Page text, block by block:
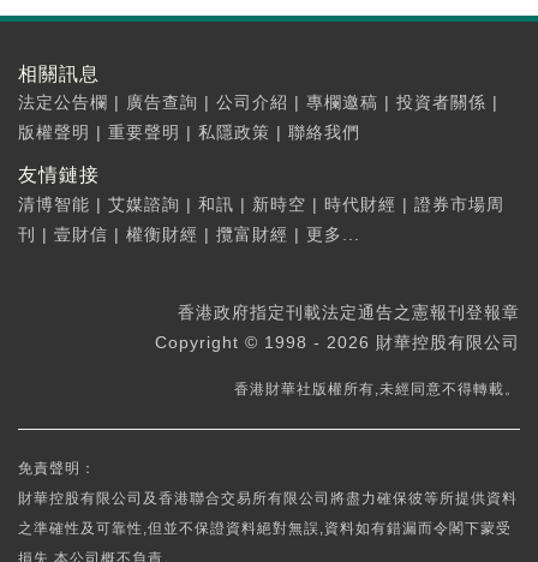
相關訊息
法定公告欄 | 廣告查詢 | 公司介紹 | 專欄邀稿 | 投資者關係 |
版權聲明 | 重要聲明 | 私隱政策 | 聯絡我們
友情鏈接
清博智能 | 艾媒諮詢 | 和訊 | 新時空 | 時代財經 | 證券市場周
刊 | 壹財信 | 權衡財經 | 攬富財經 | 更多...
香港政府指定刊載法定通告之憲報刊登報章
Copyright © 1998 - 2026 財華控股有限公司
香港財華社版權所有,未經同意不得轉載。
免責聲明：
財華控股有限公司及香港聯合交易所有限公司將盡力確保彼等所提供資料
之準確性及可靠性,但並不保證資料絕對無誤,資料如有錯漏而令閣下蒙受
損失,本公司概不負責。